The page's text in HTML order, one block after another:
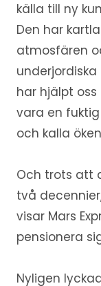
källa till ny
Den har
atmosfären
har hjälpt
vara en
och kalla
Och trots att
två
visar Mars
pensionera
Nyligen